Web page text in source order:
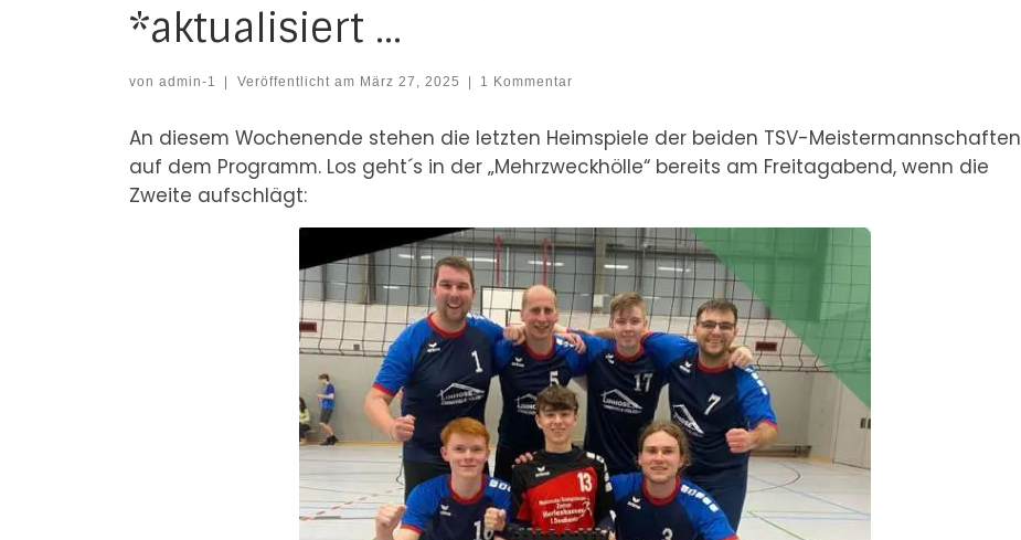
*aktualisiert …
von admin-1 Veröffentlicht am März 27, 2025 1 Kommentar
An diesem Wochenende stehen die letzten Heimspiele der beiden TSV-Meistermannschaften
auf dem Programm. Los geht´s in der „Mehrzweckhölle“ bereits am Freitagabend, wenn die
Zweite aufschlägt: